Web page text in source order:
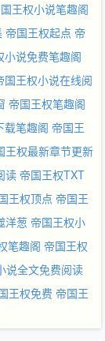
王权小说笔趣阁
帝国王权起点 帝
小说免费笔趣阁
国王权小说在线阅
帝国王权笔趣阁
载笔趣阁 帝国王
王权最新章节更新
读 帝国王权TXT
王权顶点 帝国王
洋葱 帝国王权小
笔趣阁 帝国王权
说全文免费阅读
王权免费 帝国王